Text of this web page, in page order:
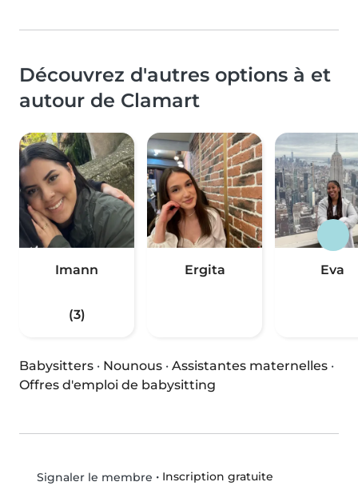
Découvrez d'autres options à et
autour de Clamart
Imann
(3)
Ergita Eva
Babysitters · Nounous · Assistantes maternelles ·
Offres d'emploi de babysitting
Signaler le membre • Inscription gratuite